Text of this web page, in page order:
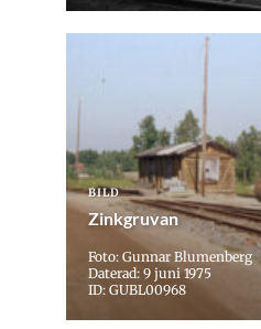
BILD
Zinkgruvan
Foto: Gunnar Blumenberg
Daterad: 9 juni 1975
ID: GUBL00968